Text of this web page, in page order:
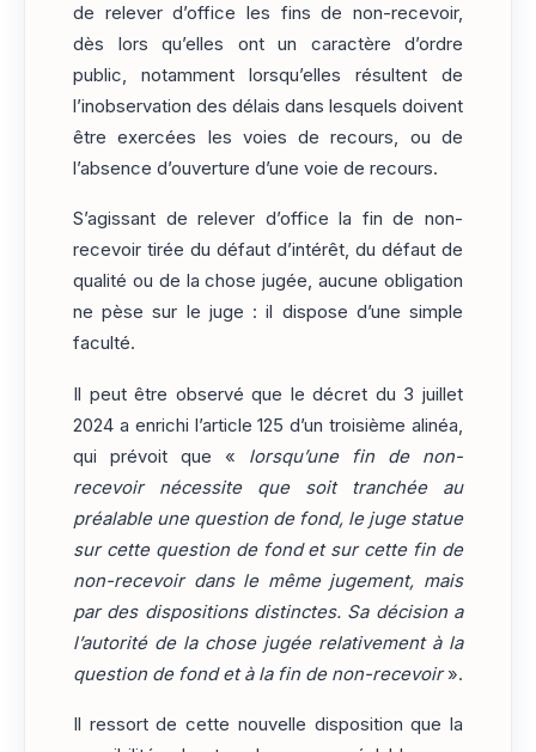
de relever d’office les fins de non-recevoir,
dès lors qu’elles ont un caractère d’ordre
public, notamment lorsqu’elles résultent de
l’inobservation des délais dans lesquels doivent
être exercées les voies de recours, ou de
l’absence d’ouverture d’une voie de recours.
S’agissant de relever d’office la fin de non-
recevoir tirée du défaut d’intérêt, du défaut de
qualité ou de la chose jugée, aucune obligation
ne pèse sur le juge : il dispose d’une simple
faculté.
Il peut être observé que le décret du 3 juillet
2024 a enrichi l’article 125 d’un troisième alinéa,
qui prévoit que « lorsqu’une fin de non-
recevoir nécessite que soit tranchée au
préalable une question de fond, le juge statue
sur cette question de fond et sur cette fin de
non-recevoir dans le même jugement, mais
par des dispositions distinctes. Sa décision a
l’autorité de la chose jugée relativement à la
question de fond et à la fin de non-recevoir».
Il ressort de cette nouvelle disposition que la